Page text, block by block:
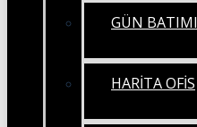
GÜN BATIMI
HARİTA OFİS